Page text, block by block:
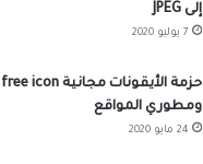
إلى JPEG
7 يوليو 2020
ومطوري المواقع
24 مايو 2020